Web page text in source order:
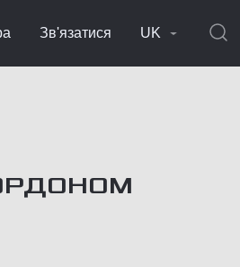
Зв'язатися UK